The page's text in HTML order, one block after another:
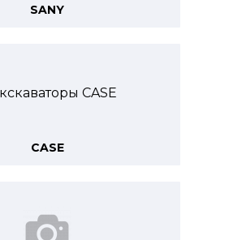
SANY
CASE